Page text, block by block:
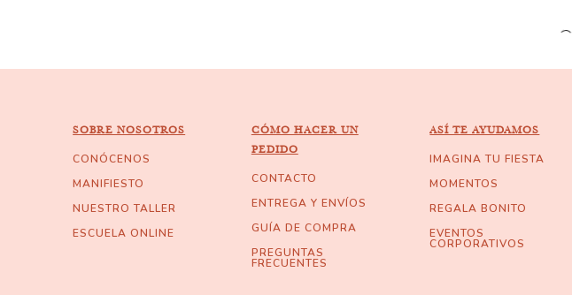
SOBRE NOSOTROS
CONÓCENOS
MANIFIESTO
NUESTRO TALLER
ESCUELA ONLINE
CÓMO HACER UN
PEDIDO
CONTACTO
ENTREGA Y ENVÍOS
GUÍA DE COMPRA
PREGUNTAS
FRECUENTES
ASÍ TE AYUDAMOS
IMAGINA TU FIESTA
MOMENTOS
REGALA BONITO
EVENTOS
CORPORATIVOS